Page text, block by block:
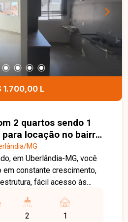
visita!
1.700,00 L
2 quartos sendo 1
MG
MG
em Uberlândia-MG, você
em constante crescimento,
fácil acesso às
farmácias e diversos
praticidade e
2 1